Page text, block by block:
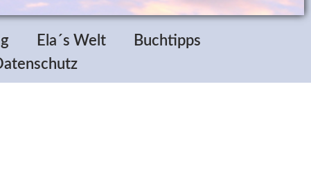
Ela´s Welt
Buchtipps